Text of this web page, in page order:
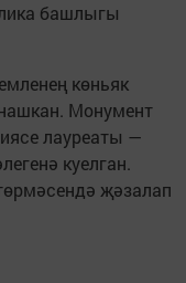
башлыгы
көньяк
Монумент
лауреаты —
куелган.
җәзалап